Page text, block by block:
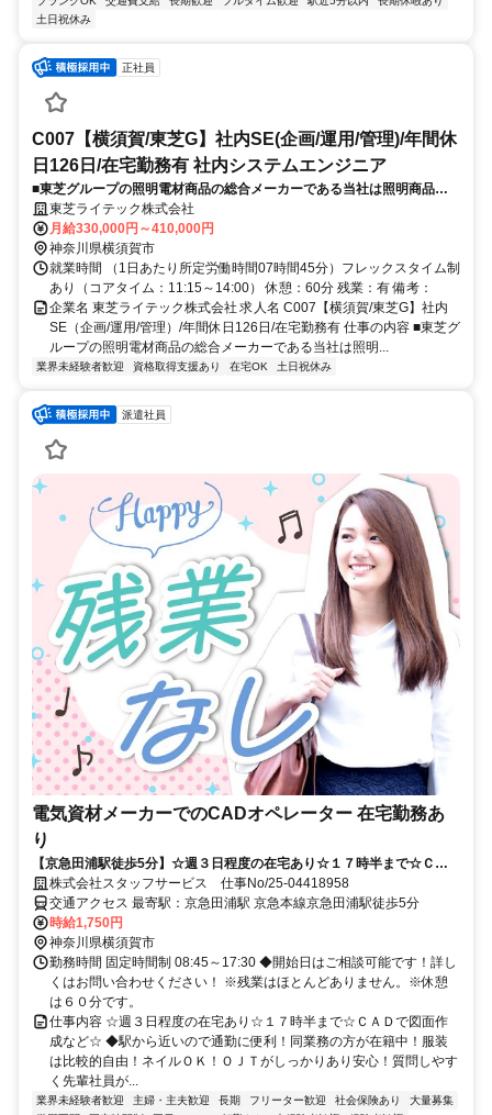
土日祝休み
正社員
C007【横須賀/東芝G】社内SE(企画/運用/管理)/年間休
日126日/在宅勤務有 社内システムエンジニア
■東芝グループの照明電材商品の総合メーカーである当社は照明商品で
業界トップクラスのシェアを誇ります。そんな当社の社内SE（企画/運
用/管理）業務をお任せいたします。
東芝ライテック株式会社
月給330,000円～410,000円
神奈川県横須賀市
就業時間 （1日あたり所定労働時間07時間45分）フレックスタイム制
あり（コアタイム：11:15～14:00） 休憩：60分 残業：有 備考：
企業名 東芝ライテック株式会社 求人名 C007【横須賀/東芝G】社内
SE（企画/運用/管理）/年間休日126日/在宅勤務有 仕事の内容 ■東芝グ
ループの照明電材商品の総合メーカーである当社は照明...
業界未経験者歓迎 資格取得支援あり 在宅OK 土日祝休み
派遣社員
電気資材メーカーでのCADオペレーター 在宅勤務あ
り
【京急田浦駅徒歩5分】☆週３日程度の在宅あり☆１７時半まで☆ＣＡ
Ｄで図面作成など☆
株式会社スタッフサービス 仕事No/25-04418958
交通アクセス 最寄駅：京急田浦駅 京急本線京急田浦駅徒歩5分
時給1,750円
神奈川県横須賀市
勤務時間 固定時間制 08:45～17:30 ◆開始日はご相談可能です！詳し
くはお問い合わせください！ ※残業はほとんどありません。※休憩
は６０分です。
仕事内容 ☆週３日程度の在宅あり☆１７時半まで☆ＣＡＤで図面作
成など☆ ◆駅から近いので通勤に便利！同業務の方が在籍中！服装
は比較的自由！ネイルＯＫ！ＯＪＴがしっかりあり安心！質問しやす
く先輩社員が...
業界未経験者歓迎 主婦・主夫歓迎 長期 フリーター歓迎 社会保険あり
大量募集